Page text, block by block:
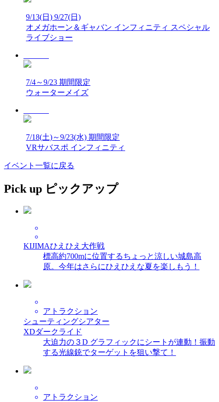
9/13(日) 9/27(日)
オメガホーン＆ギャバン インフィニティ スペシャル
ライブショー
7/4～9/23 期間限定
ウォーターメイズ
7/18(土)～9/23(水) 期間限定
VRサバスポ インフィニティ
イベント一覧に戻る
Pick up ピックアップ
KIJIMAひえひえ大作戦
標高約700mに位置するちょっと涼しい城島高
原。今年はさらにひえひえな夏を楽しもう！
アトラクション
シューティングシアター
XDダークライド
大迫力の３D グラフィックにシートが連動！振動
する光線銃でターゲットを狙い撃て！
アトラクション